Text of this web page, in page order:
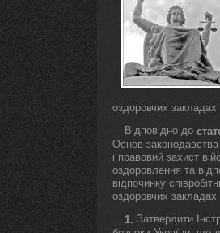
оздоровчих
Відповідно до
Основ законодавства
і правовий захист
оздоровлення та
відпочинку
оздоровчих
1. Затвердити